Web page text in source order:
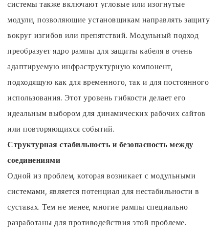
системы также включают угловые или изогнутые
модули, позволяющие установщикам направлять защиту
вокруг изгибов или препятствий. Модульный подход
преобразует ядро рампы для защиты кабеля в очень
адаптируемую инфраструктурную компонент,
подходящую как для временного, так и для постоянного
использования. Этот уровень гибкости делает его
идеальным выбором для динамических рабочих сайтов
или повторяющихся событий.
Структурная стабильность и безопасность между
соединениями
Одной из проблем, которая возникает с модульными
системами, является потенциал для нестабильности в
суставах. Тем не менее, многие рампы специально
разработаны для противодействия этой проблеме.